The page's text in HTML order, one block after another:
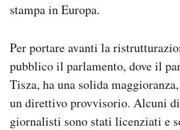
stampa in Europa.
Per portare avanti la
pubblico il parlamento, dove il
Tisza, ha una solida
un direttivo provvisorio. Alcuni
giornalisti sono stati licenziati e